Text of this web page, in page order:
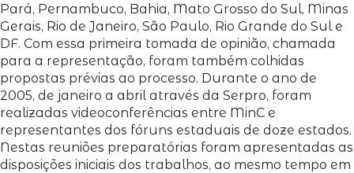
Pará, Pernambuco, Bahia, Mato Grosso do Sul, Minas
Gerais, Rio de Janeiro, São Paulo, Rio Grande do Sul e
DF. Com essa primeira tomada de opinião, chamada
para a representação, foram também colhidas
propostas prévias ao processo. Durante o ano de
2005, de janeiro a abril através da Serpro, foram
realizadas videoconferências entre MinC e
representantes dos fóruns estaduais de doze estados.
Nestas reuniões preparatórias foram apresentadas as
disposições iniciais dos trabalhos, ao mesmo tempo em